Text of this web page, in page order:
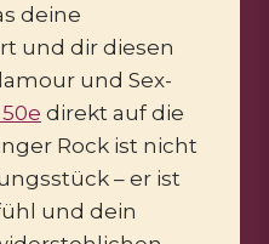
deine
und dir diesen
und Sex-
direkt auf die
Rock ist nicht
– er ist
und dein